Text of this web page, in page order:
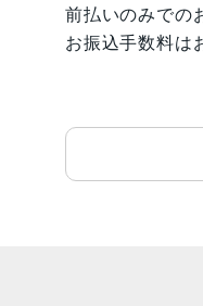
前払いのみでの
お振込手数料は